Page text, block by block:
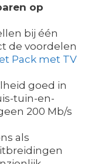
op
bij één
de voordelen
Pack met TV
goed in
tuin-en-
200 Mb/s
als